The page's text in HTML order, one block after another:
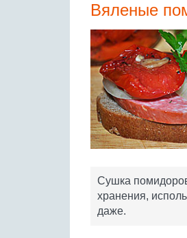
Вяленые
Сушка
хранения,
даже.